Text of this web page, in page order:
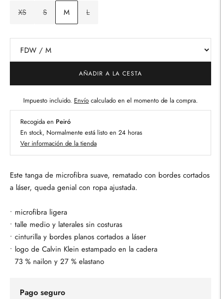
XS S M L
AÑADIR A LA CESTA
Impuesto incluido. Envío calculado en el momento de la compra.
Recogida en Peiró
En stock, Normalmente está listo en 24 horas
Ver información de la tienda
Este tanga de microfibra suave, rematado con bordes cortados
a láser, queda genial con ropa ajustada.
• microfibra ligera
• talle medio y laterales sin costuras
• cinturilla y bordes planos cortados a láser
• logo de Calvin Klein estampado en la cadera
73 % nailon y 27 % elastano
Pago seguro